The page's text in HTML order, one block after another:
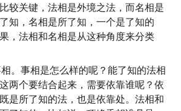
较关键，法相是外境之法，而名相是
知，名相是所了知，一个是了知的
，法相和名相是从这种角度来分类
。事相是怎么样的呢？能了知的法相
两个要结合起来，需要依靠谁呢？依
是所了知的法，也是依靠处。法相和